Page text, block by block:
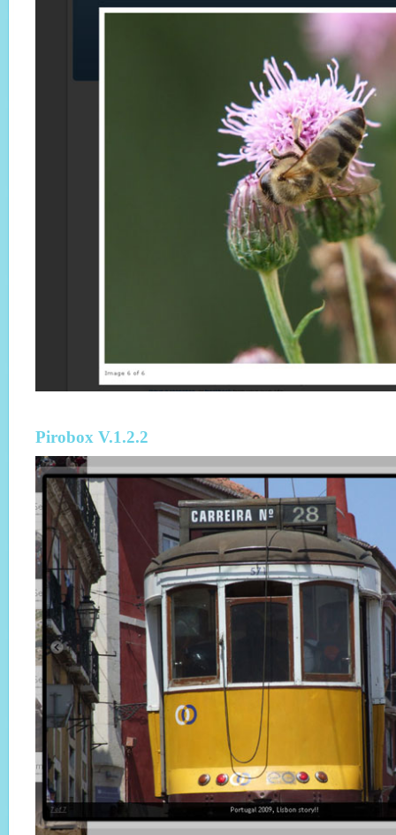
Pirobox V.1.2.2